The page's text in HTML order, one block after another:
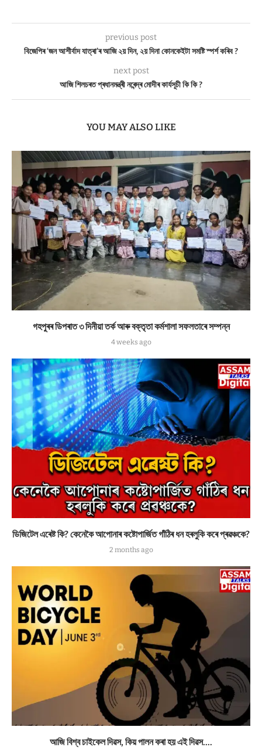
previous post
বিজেপিৰ ‘জন আশীৰ্বাদ যাত্ৰা’ৰ আজি ২য় দিন, ২য় দিনা কোনকেইটা সমষ্টি স্পৰ্শ কৰিব ?
next post
আজি শিলচৰত প্ৰধানমন্ত্ৰী নৰেন্দ্ৰ মোদীৰ কাৰ্যসূচী কি কি ?
YOU MAY ALSO LIKE
গহপুৰৰ ডিপৰাত ৩ দিনীয়া তৰ্ক আৰু বক্তৃতা কৰ্মশালা সফলতাৰে সম্পন্ন
4 weeks ago
ডিজিটেল এৰেষ্ট কি? কেনেকৈ আপোনাৰ কষ্টোপাৰ্জিত গাঁঠিৰ ধন হৰলুকি কৰে প্ৰৱঞ্চকে?
2 months ago
আজি বিশ্ব চাইকেল দিৱস, কিয় পালন কৰা হয় এই দিৱস….